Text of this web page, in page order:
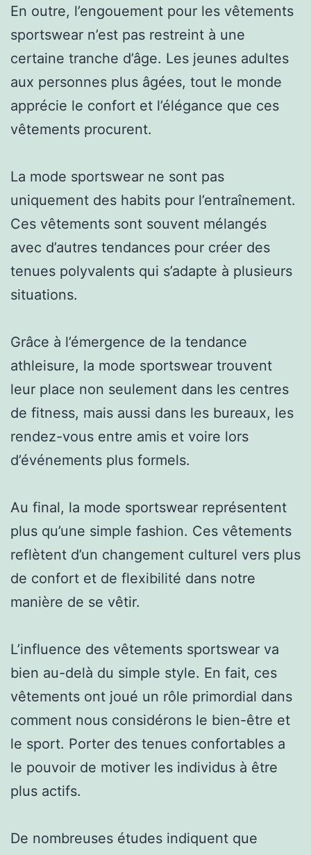
En outre, l’engouement pour les vêtements
sportswear n’est pas restreint à une
certaine tranche d’âge. Les jeunes adultes
aux personnes plus âgées, tout le monde
apprécie le confort et l’élégance que ces
vêtements procurent.
La mode sportswear ne sont pas
uniquement des habits pour l’entraînement.
Ces vêtements sont souvent mélangés
avec d’autres tendances pour créer des
tenues polyvalents qui s’adapte à plusieurs
situations.
Grâce à l’émergence de la tendance
athleisure, la mode sportswear trouvent
leur place non seulement dans les centres
de fitness, mais aussi dans les bureaux, les
rendez-vous entre amis et voire lors
d’événements plus formels.
Au final, la mode sportswear représentent
plus qu’une simple fashion. Ces vêtements
reflètent d’un changement culturel vers plus
de confort et de flexibilité dans notre
manière de se vêtir.
L’influence des vêtements sportswear va
bien au-delà du simple style. En fait, ces
vêtements ont joué un rôle primordial dans
comment nous considérons le bien-être et
le sport. Porter des tenues confortables a
le pouvoir de motiver les individus à être
plus actifs.
De nombreuses études indiquent que